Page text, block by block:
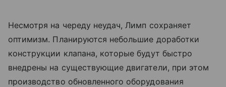
Несмотря на череду неудач, Лимп сохраняет
оптимизм. Планируются небольшие доработки
конструкции клапана, которые будут быстро
внедрены на существующие двигатели, при этом
производство обновленного оборудования